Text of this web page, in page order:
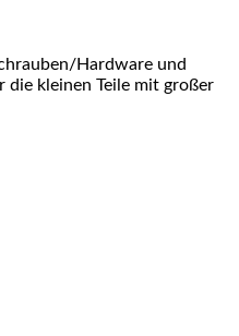
Hardware und
die kleinen Teile mit großer